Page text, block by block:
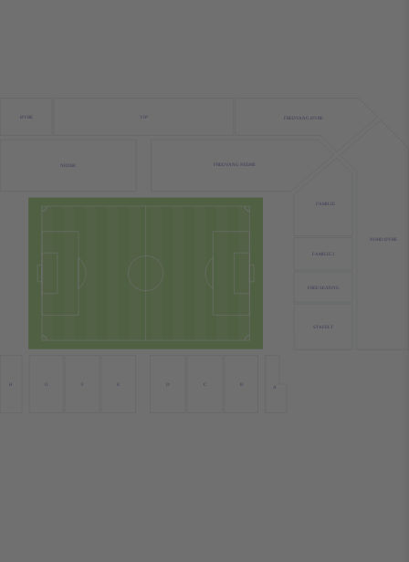
NEDRE FREDVANG NEDRE
FREDVANG ØVRE
VIP
ØVRE
G C B
A
NORD ØVRE
STAFELT
FREE SEATING
FAMILIE 2
FAMILIE